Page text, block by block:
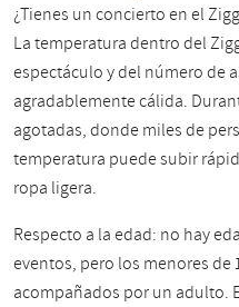
¿Tienes un concierto en el
La temperatura dentro del
espectáculo y del número de
agradablemente cálida.
agotadas, donde miles de
temperatura puede subir
ropa ligera.
Respecto a la edad: no hay
eventos, pero los menores de
acompañados por un adulto.